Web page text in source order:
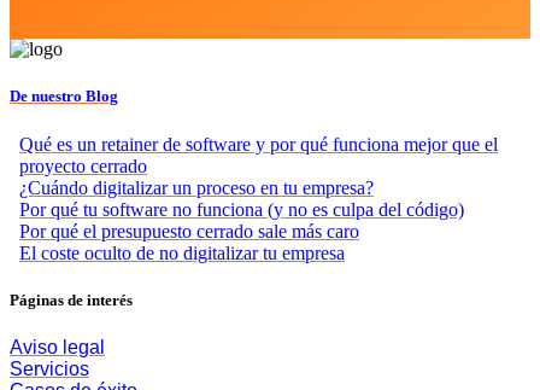
De nuestro Blog
Qué es un retainer de software y por qué funciona mejor que el
proyecto cerrado
¿Cuándo digitalizar un proceso en tu empresa?
Por qué tu software no funciona (y no es culpa del código)
Por qué el presupuesto cerrado sale más caro
El coste oculto de no digitalizar tu empresa
Páginas de interés
Aviso legal
Servicios